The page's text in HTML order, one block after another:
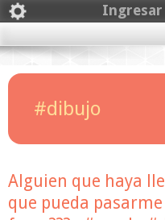
#dibujo
Alguien que haya
que pueda